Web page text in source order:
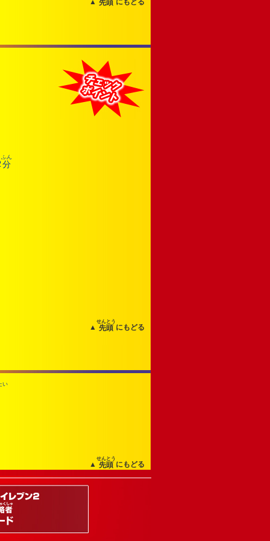
▲ 先頭 にもどる
分
ふん
▲ 先頭
せんとう
にもどる
い
▲ 先頭
せんとう
にもどる